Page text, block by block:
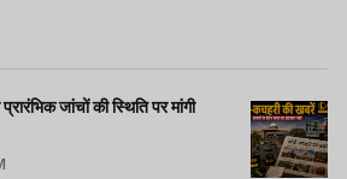
जांचों की स्थिति पर मांगी